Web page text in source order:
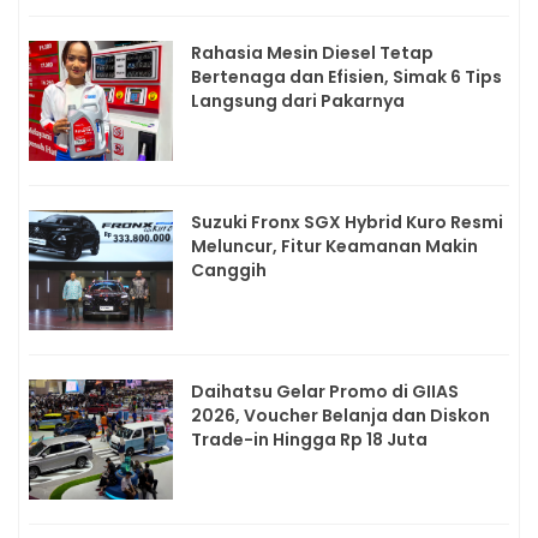
Rahasia Mesin Diesel Tetap
Bertenaga dan Efisien, Simak 6 Tips
Langsung dari Pakarnya
Suzuki Fronx SGX Hybrid Kuro Resmi
Meluncur, Fitur Keamanan Makin
Canggih
Daihatsu Gelar Promo di GIIAS
2026, Voucher Belanja dan Diskon
Trade-in Hingga Rp 18 Juta